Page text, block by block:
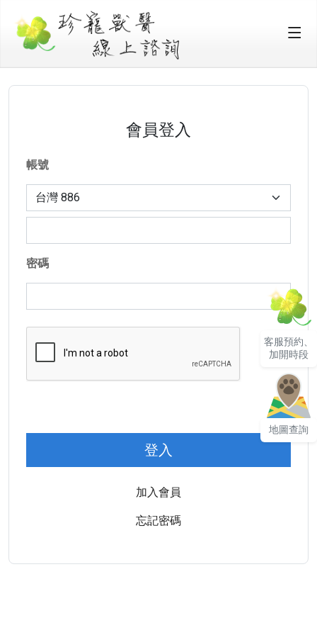
會員登入
帳號
密碼
登入
加入會員
忘記密碼
客服預約、
加開時段
地圖查詢